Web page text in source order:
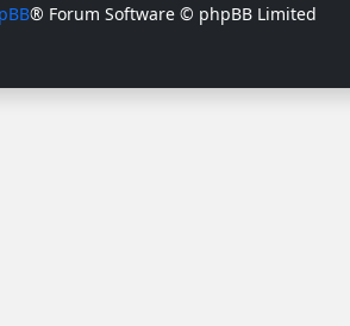
® Forum Software © phpBB Limited